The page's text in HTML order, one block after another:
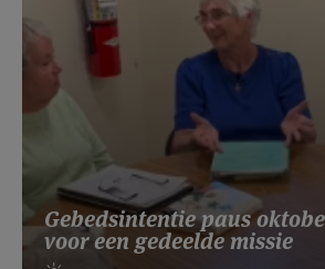
Gebedsintentie paus
voor een gedeelde missie